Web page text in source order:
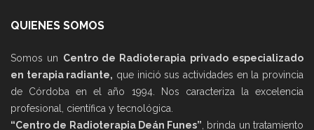
QUIENES SOMOS
Somos un Centro de Radioterapia privado especializado
en terapia radiante, que inició sus actividades en la provincia
de Córdoba en el año 1994. Nos caracteriza la excelencia
profesional, científica y tecnológica.
“Centro de Radioterapia Deán Funes” , brinda un tratamiento